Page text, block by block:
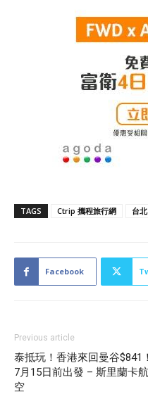
TAGS Ctrip 攜程旅行網 台北
Facebook
Previous article
泰抵玩！香港來回曼谷$841！
7月15日前出發 – 斯里蘭卡航
空